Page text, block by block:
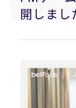
Company
採用情報
開しまし